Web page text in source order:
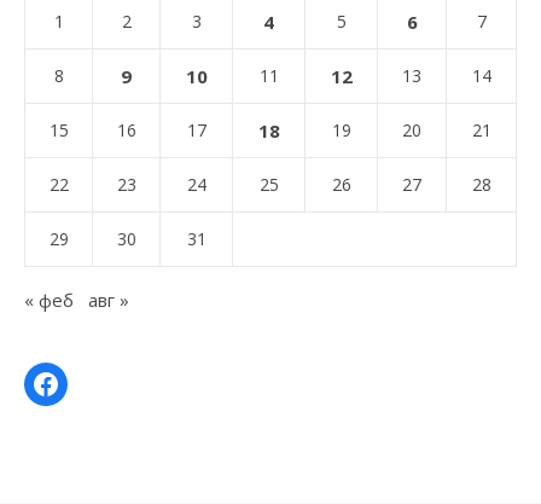
1 2 3 4 5 6 7
8 9 10 11 12 13 14
15 16 17 18 19 20 21
22 23 24 25 26 27 28
29 30 31
« феб авг »